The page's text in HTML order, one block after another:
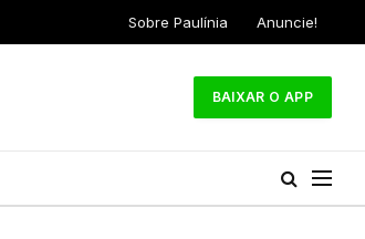
Sobre Paulínia Anuncie!
BAIXAR O APP